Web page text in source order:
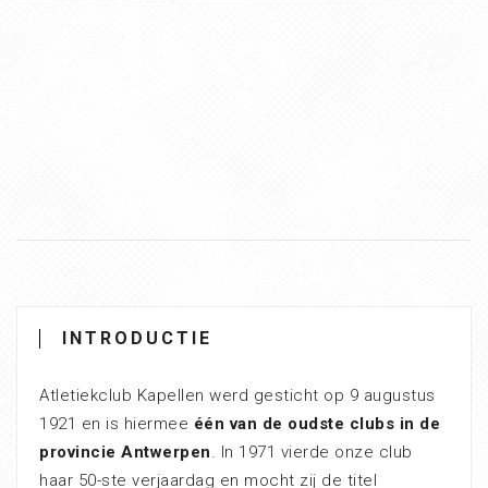
INTRODUCTIE
Atletiekclub Kapellen werd gesticht op 9 augustus
1921 en is hiermee één van de oudste clubs in de
provincie Antwerpen. In 1971 vierde onze club
haar 50-ste verjaardag en mocht zij de titel